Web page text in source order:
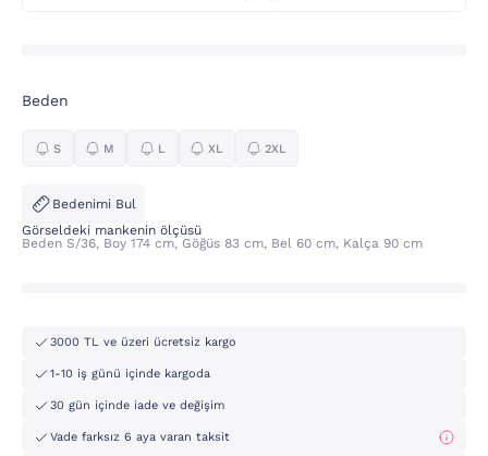
Beden
S M L XL 2XL
Bedenimi Bul
Görseldeki mankenin ölçüsü
Beden S/36, Boy 174 cm, Göğüs 83 cm, Bel 60 cm, Kalça 90 cm
3000 TL ve üzeri ücretsiz kargo
1-10 iş günü içinde kargoda
30 gün içinde iade ve değişim
Vade farksız 6 aya varan taksit